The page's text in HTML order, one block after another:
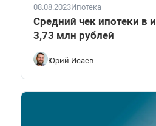
08.08.2023Ипотека
Средний чек ипотеки в
3,73 млн рублей
Юрий Исаев